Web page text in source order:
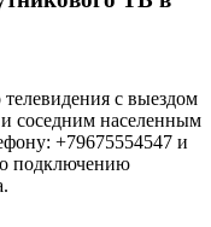
с выездом
соседним населенным
+79675554547 и
подключению